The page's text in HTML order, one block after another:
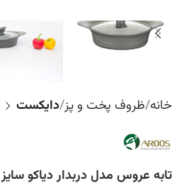
خانه ظروف پخت و پز دایکست
تابه عروس مدل دربدار دیاکو سایز 24